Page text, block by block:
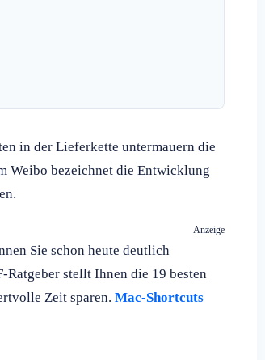
in der Lieferkette untermauern die
Weibo bezeichnet die Entwicklung
Anzeige
Sie schon heute deutlich
stellt Ihnen die 19 besten
Zeit sparen. Mac-Shortcuts